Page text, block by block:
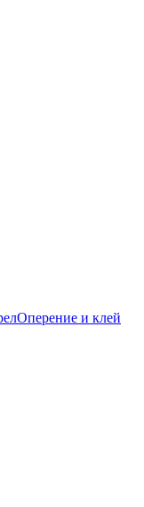
Оперение и клей